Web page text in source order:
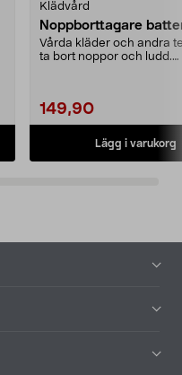
Klädvård
Noppborttagare
Vårda kläder och andra
ta bort noppor och ludd.
149,90
Lägg i varukorg